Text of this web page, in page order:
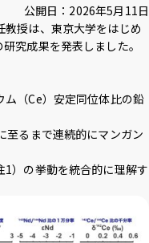
ご寄付のお願い
員・学生専用
お知らせ
公開日： 2026年5月11日
授は、東京大学をはじめ
究成果を発表しました。
（Ce）安定同位体比の鉛
るまで連続的にマンガン
）の挙動を統合的に理解す